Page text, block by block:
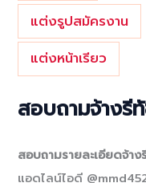
แต่งรูปสมัครงาน
แต่งหน้าเรียว
สอบถามจ้างรี
สอบถามรายละเอียดจ้า
แอดไลน์ไอดี